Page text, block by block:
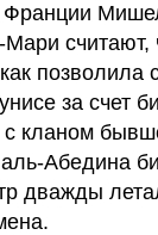
Франции
считают,
позволила
за счет
с кланом
Абедина
дважды